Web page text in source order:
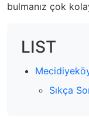
bulmanız çok
LIST
Sıkça